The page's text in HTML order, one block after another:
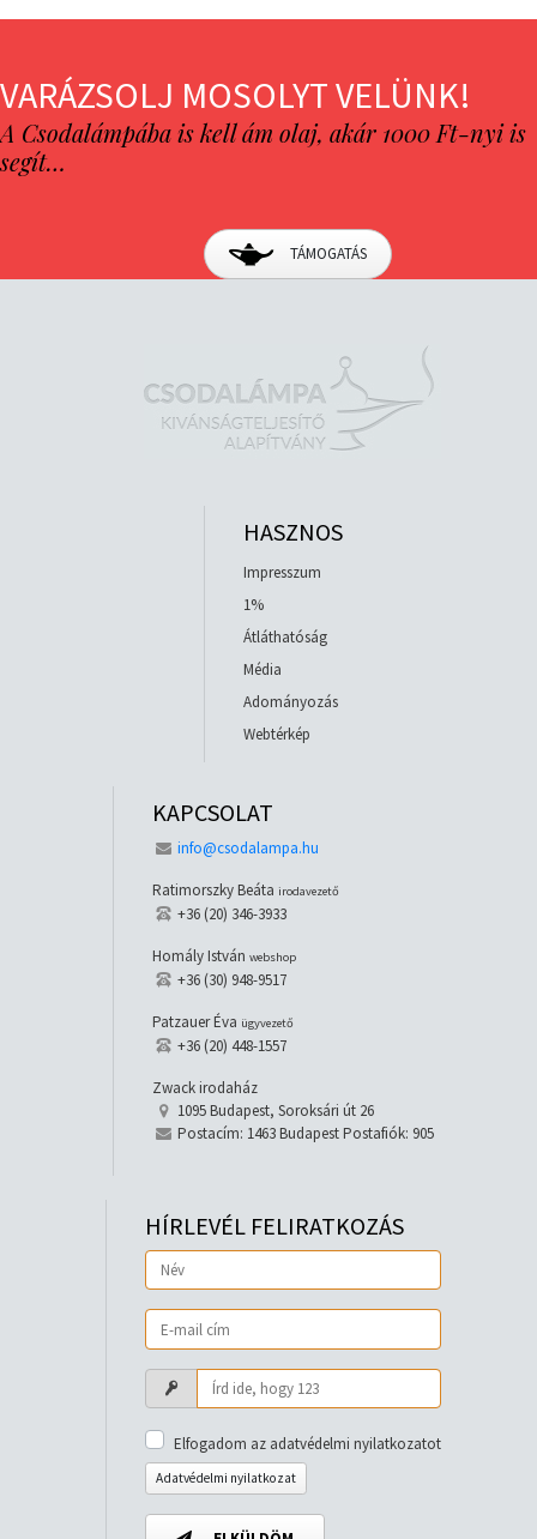
VARÁZSOLJ MOSOLYT VELÜNK!
A Csodalámpába is kell ám olaj, akár 1000 Ft-nyi is
segít…
TÁMOGATÁS
HASZNOS
Impresszum
1%
Átláthatóság
Média
Adományozás
Webtérkép
KAPCSOLAT
info@csodalampa.hu
Ratimorszky Beáta irodavezető
+36 (20) 346-3933
Homály István webshop
+36 (30) 948-9517
Patzauer Éva ügyvezető
+36 (20) 448-1557
Zwack irodaház
1095 Budapest, Soroksári út 26
Postacím: 1463 Budapest Postafiók: 905
HÍRLEVÉL FELIRATKOZÁS
Elfogadom az adatvédelmi nyilatkozatot
Adatvédelmi nyilatkozat